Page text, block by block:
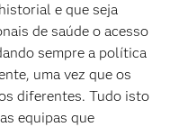
e que seja
de saúde o acesso
sempre a política
uma vez que os
diferentes. Tudo isto
equipas que